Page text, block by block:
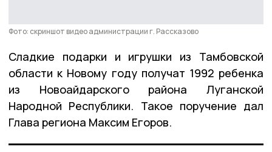
Фото: скриншот видео администрации г. Рассказово
Сладкие подарки и игрушки из Тамбовской
области к Новому году получат 1992 ребенка
из Новоайдарского района Луганской
Народной Республики. Такое поручение дал
Глава региона Максим Егоров.